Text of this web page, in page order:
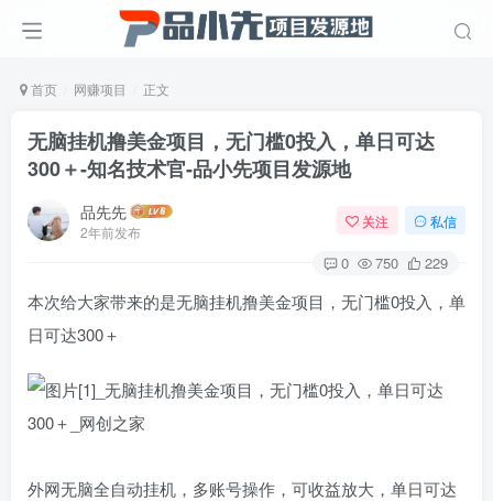
首页 网赚项目 正文
无脑挂机撸美金项目，无门槛0投入，单日可达
300＋-知名技术官-品小先项目发源地
品先先
2年前发布
关注 私信
0 750 229
本次给大家带来的是无脑挂机撸美金项目，无门槛0投入，单
日可达300＋
外网无脑全自动挂机，多账号操作，可收益放大，单日可达